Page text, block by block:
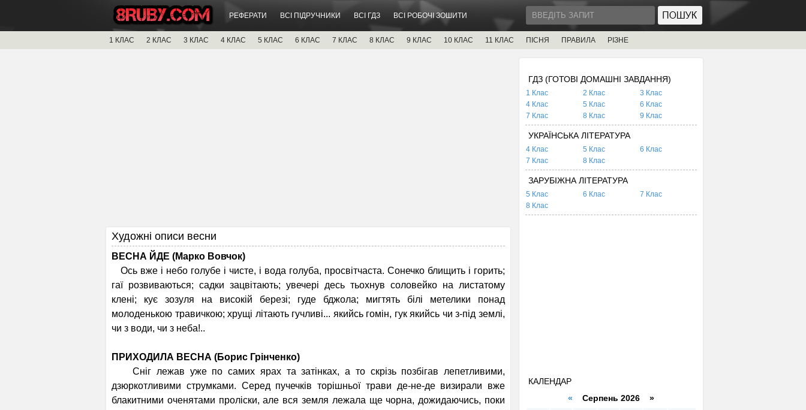
РЕФЕРАТИ ВСІ ПІДРУЧНИКИ ВСІ ГДЗ ВСІ РОБОЧІ ЗОШИТИ
1 КЛАС 2 КЛАС 3 КЛАС 4 КЛАС 5 КЛАС 6 КЛАС 7 КЛАС 8 КЛАС 9 КЛАС 10 КЛАС 11 КЛАС ПІСНЯ ПРАВИЛА РІЗНЕ
Художні описи весни
ВЕСНА ЙДЕ (Марко Вовчок)
Ось вже і небо голубе і чисте, і вода голуба, просвітчаста. Сонечко блищить і горить;
гаї розвиваються; садки зацвітають; увечері десь тьохнув соловейко на листатому
клені; кує зозу­ля на високій березі; гуде бджола; мигтять білі мете­лики понад
молоденькою травичкою; хрущі літають гучливі... якийсь гомін, гук якийсь чи з-під землі,
чи з води, чи з неба!..
ПРИХОДИЛА ВЕСНА (Борис Грінченко)
Сніг лежав уже по самих ярах та затінках, а то скрізь позбігав лепетливими,
дзюркотливими струм­ками. Серед пучечків торішньої трави де-не-де визи­рали вже
блакитними оченятами проліски, але вся земля лежала ще чорна, дожидаючись, поки
ГДЗ (ГОТОВІ ДОМАШНІ ЗАВДАННЯ)
1 Клас 2 Клас
3 Клас
4 Клас
5 Клас
6 Клас
7 Клас
8 Клас 9 Клас
УКРАЇНСЬКА ЛІТЕРАТУРА
4 Клас 5 Клас
6 Клас
7 Клас
8 Клас
ЗАРУБІЖНА ЛІТЕРАТУРА
5 Клас 6 Клас
7 Клас
8 Клас
КАЛЕНДАР
« Серпень 2026 »